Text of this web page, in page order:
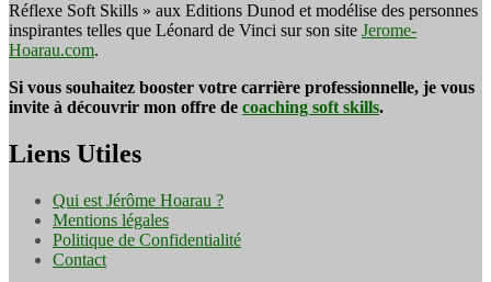
Réflexe Soft Skills » aux Editions Dunod et modélise des personnes
inspirantes telles que Léonard de Vinci sur son site Jerome-
Hoarau.com.
Si vous souhaitez booster votre carrière professionnelle, je vous
invite à découvrir mon offre de coaching soft skills.
Liens Utiles
Qui est Jérôme Hoarau ?
Mentions légales
Politique de Confidentialité
Contact